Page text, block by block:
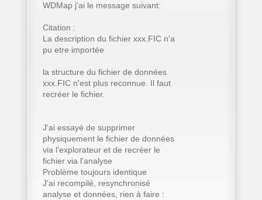
WDMap j'ai le message suivant:
Citation :
La description du fichier xxx.FIC n'a
pu etre importée
la structure du fichier de données
xxx.FIC n'est plus reconnue. Il faut
recréer le fichier.
J'ai essayé de supprimer
physiquement le fichier de données
via l'explorateur et de recréer le
fichier via l'analyse
Problème toujours identique
J'ai recompilé, resynchronisé
analyse et données, rien à faire :